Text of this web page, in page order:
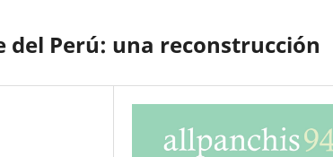
Perú: una reconstrucción